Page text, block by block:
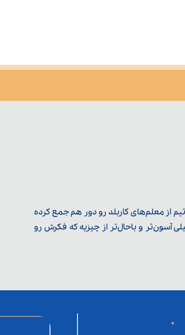
از معلم‌‌های کاربلد رو دور هم جمع کرده
آسون‌تر و باحال‌تر از چیزیه که فکرش رو